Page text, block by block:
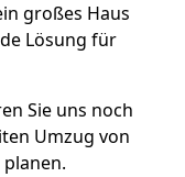
großes Haus
Lösung für
Sie uns noch
Umzug von